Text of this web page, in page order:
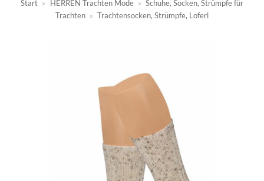
Start » HERREN Trachten Mode » Schuhe, Socken, Strümpfe für
Trachten » Trachtensocken, Strümpfe, Loferl